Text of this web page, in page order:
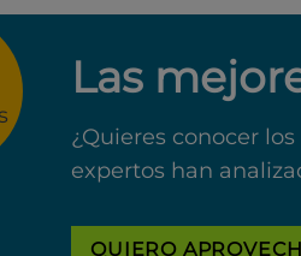
Las
¿Quieres conocer
expertos han
QUIERO